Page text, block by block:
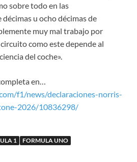
sobre todo en las
décimas u ocho décimas de
muy mal trabajo por
como este depende al
del coche».
en…
f1/news/declaraciones-norris-
2026/10836298/
1 FORMULA UNO